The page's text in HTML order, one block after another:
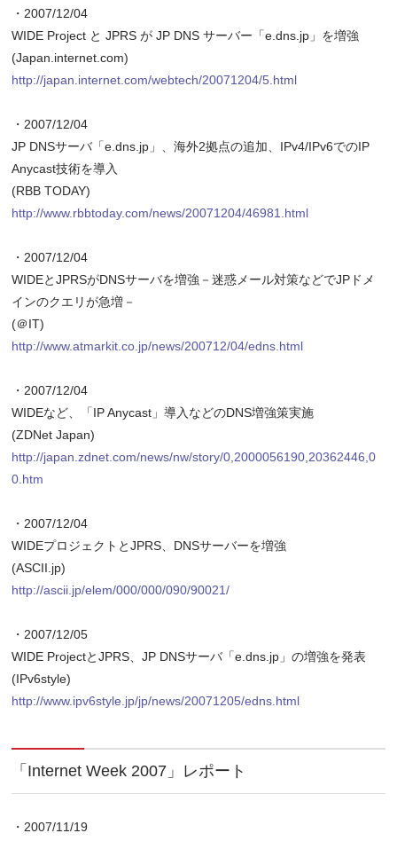
・2007/12/04
WIDE Project と JPRS が JP DNS サーバー「e.dns.jp」を増強
(Japan.internet.com)
http://japan.internet.com/webtech/20071204/5.html
・2007/12/04
JP DNSサーバ「e.dns.jp」、海外2拠点の追加、IPv4/IPv6でのIP
Anycast技術を導入
(RBB TODAY)
http://www.rbbtoday.com/news/20071204/46981.html
・2007/12/04
WIDEとJPRSがDNSサーバを増強－迷惑メール対策などでJPドメ
インのクエリが急増－
(＠IT)
http://www.atmarkit.co.jp/news/200712/04/edns.html
・2007/12/04
WIDEなど、「IP Anycast」導入などのDNS増強策実施
(ZDNet Japan)
http://japan.zdnet.com/news/nw/story/0,2000056190,20362446,0
0.htm
・2007/12/04
WIDEプロジェクトとJPRS、DNSサーバーを増強
(ASCII.jp)
http://ascii.jp/elem/000/000/090/90021/
・2007/12/05
WIDE ProjectとJPRS、JP DNSサーバ「e.dns.jp」の増強を発表
(IPv6style)
http://www.ipv6style.jp/jp/news/20071205/edns.html
「Internet Week 2007」レポート
・2007/11/19